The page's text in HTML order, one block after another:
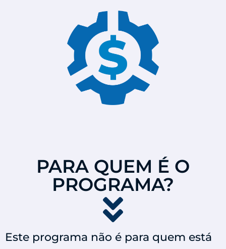
PARA QUEM É O
PROGRAMA?
Este programa não é para quem está